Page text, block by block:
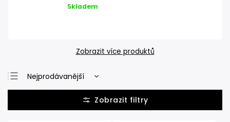
Skladem
Zobrazit více produktů
Nejprodávanější
Nejlevnější
Nejdražší